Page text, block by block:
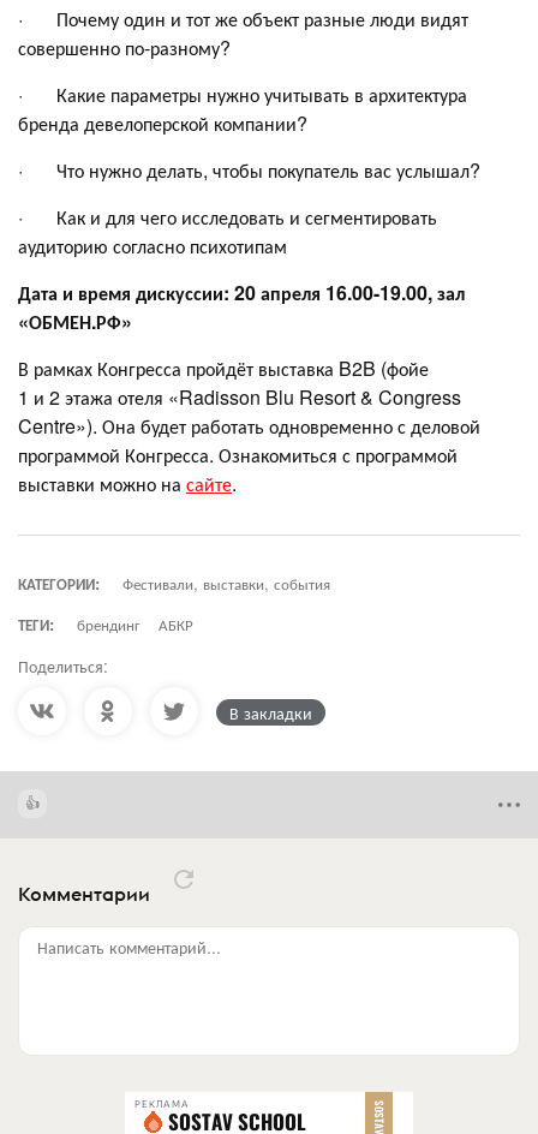
· Почему один и тот же объект разные люди видят
совершенно по-разному?
· Какие параметры нужно учитывать в архитектура
бренда девелоперской компании?
· Что нужно делать, чтобы покупатель вас услышал?
· Как и для чего исследовать и сегментировать
аудиторию согласно психотипам
Дата и время дискуссии: 20 апреля 16.00-19.00, зал
«ОБМЕН.РФ»
В рамках Конгресса пройдёт выставка B2B (фойе
1 и 2 этажа отеля «Radisson Blu Resort & Congress
Centre»). Она будет работать одновременно с деловой
программой Конгресса. Ознакомиться с программой
выставки можно на сайте.
КАТЕГОРИИ:
Фестивали, выставки, события
ТЕГИ:
брендинг АБКР
Поделиться:
В закладки
Комментарии
Написать комментарий...
РЕКЛАМА